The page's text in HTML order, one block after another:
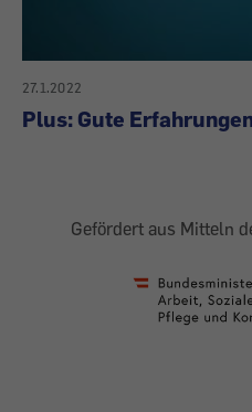
27.1.2022
Plus: Gute
Gefördert aus Mitteln